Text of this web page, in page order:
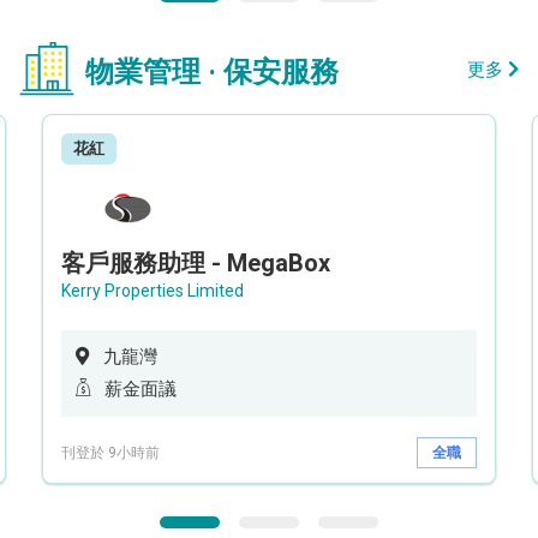
物業管理 · 保安服務 更多
花紅
客戶服務助理 - MegaBox
Kerry Properties Limited
九龍灣
薪金面議
刊登於 9小時前 全職